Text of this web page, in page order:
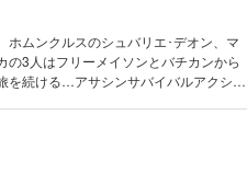
ホムンクルスのシュバリエ･デオン、マ
の3人はフリーメイソンとバチカンから
を続ける…アサシンサバイバルアクショ